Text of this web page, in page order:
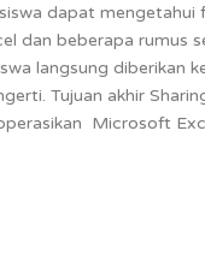
dapat mengetahui
dan beberapa rumus
langsung diberikan
Tujuan akhir
Microsoft